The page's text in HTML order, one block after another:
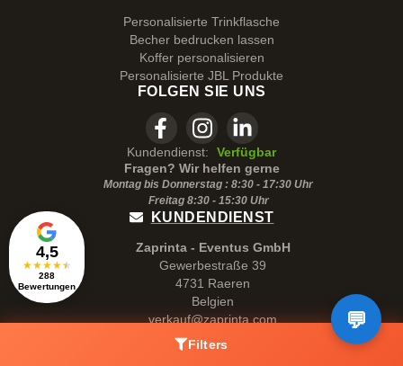
Filters
4,5
★★★★★
288
Bewertungen
Personalisierte Trinkflasche
Becher bedrucken lassen
Koffer personalisieren
Personalisierte JBL Produkte
FOLGEN SIE UNS
Kundendienst:
Verfügbar
Fragen? Wir helfen gerne
Montag bis Donnerstag : 8:30 - 17:30 Uhr
Freitag 8:30 - 15:30Uhr
KUNDENDIENST
Zaprinta - Eventus GmbH
Gewerbestraße 39
4731 Raeren
Belgien
verkauf@zaprinta.com
MwSt.Id : BE0875.865.260